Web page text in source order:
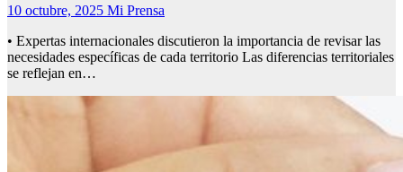
10 octubre, 2025 Mi Prensa
• Expertas internacionales discutieron la importancia de revisar las
necesidades específicas de cada territorio Las diferencias territoriales
se reflejan en…